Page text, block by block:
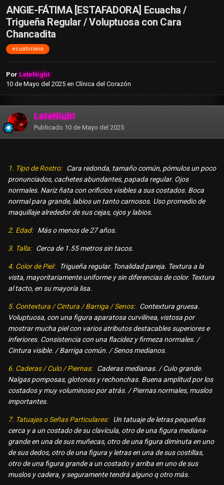
ANGIE-FÁTIMA [ESTAFADORA] Ecuacha /
Trigueña Regular / Voluptuosa con Cara
Chancadita
ecuatoriana
Por LateNight
10 de Mayo del 2025 en Clínica del Corazón
LateNight
Publicado 10 de Mayo del 2025
1. Tipo de Rostro: Cara redonda, tamaño común, pómulos un poco
pronunciados, cachetes abundantes, papada regular. Ojos
normales. Nariz ñata con orificios visibles a sus costados. Boca
normal para grande, labios un tanto carnosos. Uso promedio de
maquillaje alrededor de sus cejas, ojos y labios.
2. Edad: Más o menos de 27 años.
3. Talla: Cerca de 1.55 metros sin tacos.
4. Color de Piel:
Trigueña regular. Tonalidad pareja. Textura a la
vista, mayoritariamente uniforme y sin diferencias de color. Textura
al tacto, en su mayoría lisa.
5. Contextura / Cintura / Barriga / Senos:
Contextura gruesa.
Voluptuosa, con una figura aparatosa curvilínea, vistosa por
mostrar mucha piel con varios atributos destacables superiores e
inferiores. Consistencia con una flacidez y firmeza normales. /
Cintura visible. / Barriga común. / Senos medianos.
6. Caderas / Culo / Piernas: Caderas medianas. / Culo grande.
Nalgas pomposas, glotonas y rechonchas. Buena amplitud por los
costados y muy voluminoso por atrás. / Piernas normales, muslos
importantes.
7. Tatuajes o Señas Particulares:
Un tatuaje de letras pequeñas
cerca y a un costado de su clavícula, otro de una figura mediana-
grande en una de sus muñecas, otro de una figura diminuta en uno
de sus dedos, otro de una figura y letras en una de sus costillas,
otro de una figura grande a un costado y arriba en uno de sus
muslos y cadera, y seguramente tendrá alguno q otro más.